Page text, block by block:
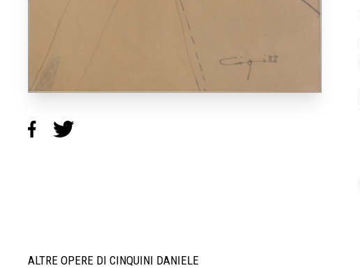
ALTRE OPERE DI CINQUINI DANIELE